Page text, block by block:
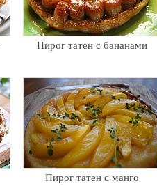
Пирог татен с бананами
Пирог татен с манго